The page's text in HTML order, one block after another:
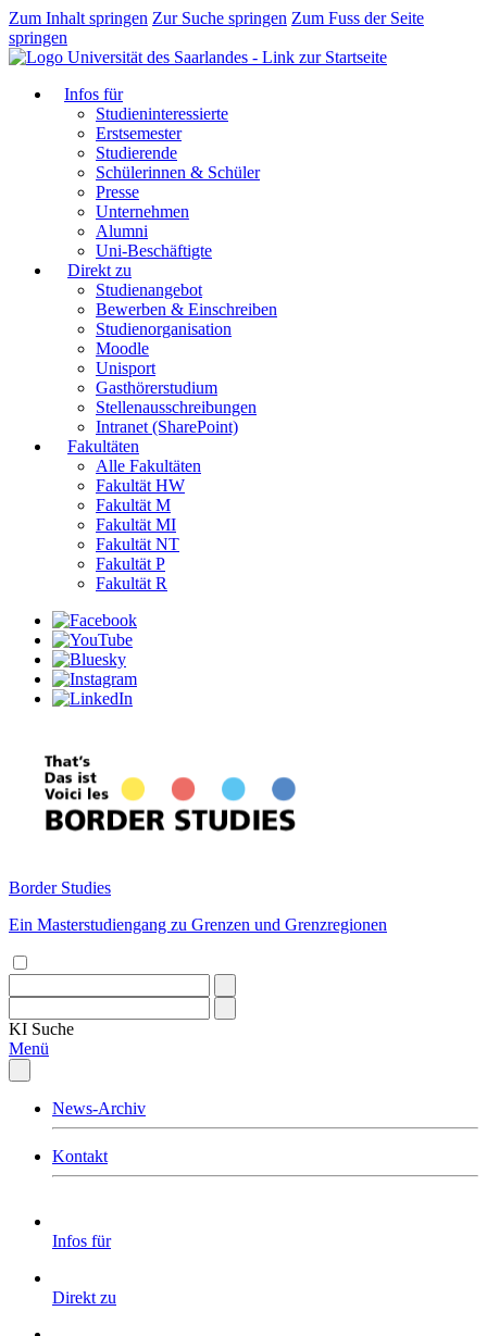
Zum Inhalt springen Zur Suche springen Zum Fuss der Seite
springen
Infos für
Studieninteressierte
Erstsemester
Studierende
Schülerinnen & Schüler
Presse
Unternehmen
Alumni
Uni-Beschäftigte
Direkt zu
Studienangebot
Bewerben & Einschreiben
Studienorganisation
Moodle
Unisport
Gasthörerstudium
Stellenausschreibungen
Intranet (SharePoint)
Fakultäten
Alle Fakultäten
Fakultät HW
Fakultät M
Fakultät MI
Fakultät NT
Fakultät P
Fakultät R
Border Studies
Ein Masterstudiengang zu Grenzen und Grenzregionen
KI Suche
Menü
News-Archiv
Kontakt
Infos für
Direkt zu